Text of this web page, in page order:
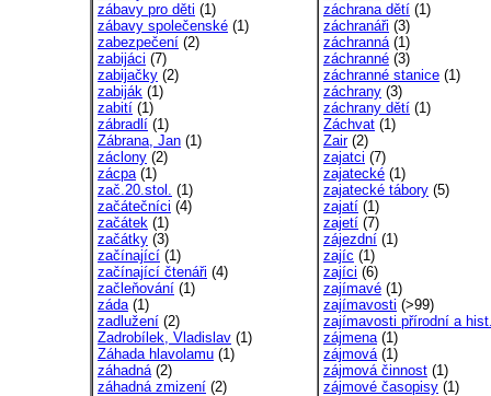
zábavy pro děti (1)
zábavy společenské (1)
zabezpečení (2)
zabijáci (7)
zabijačky (2)
zabiják (1)
zabití (1)
zábradlí (1)
Zábrana, Jan (1)
záclony (2)
zácpa(1)
zač.20.stol. (1)
začátečníci (4)
začátek (1)
začátky (3)
začínající (1)
začínající čtenáři (4)
začleňování (1)
záda(1)
zadlužení (2)
Zadrobílek, Vladislav (1)
Záhada hlavolamu (1)
záhadná(2)
záhadná zmizení (2)
záchrana dětí (1)
záchranáři (3)
záchranná(1)
záchranné (3)
záchranné stanice (1)
záchrany (3)
záchrany dětí (1)
Záchvat (1)
Zair(2)
zajatci (7)
zajatecké (1)
zajatecké tábory (5)
zajatí (1)
zajetí (7)
zájezdní (1)
zajíc (1)
zajíci (6)
zajímavé (1)
zajímavosti (>99)
zajímavosti přírodní a
zájmena(1)
zájmová(1)
zájmová činnost (1)
zájmové časopisy (1)